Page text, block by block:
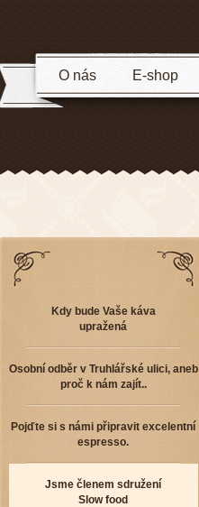
O nás E-shop
Kdy bude Vaše káva
upražená
Osobní odběr v Truhlářské ulici, aneb
proč k nám zajít..
Pojďte si s námi připravit excelentní
espresso.
Jsme členem sdružení
Slow food